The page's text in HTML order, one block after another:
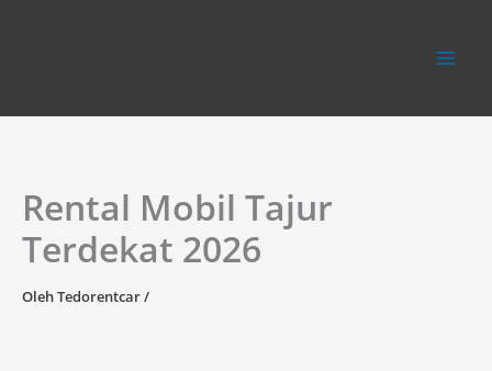
Rental Mobil Tajur
Terdekat 2026
OlehTedorentcar/